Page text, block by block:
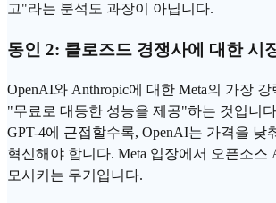
고"라는 분석도 과장이 아닙니다.
동인 2: 클로즈드 경쟁사에 대한 시
OpenAI와 Anthropic에 대한 Meta의 가장
"무료로 대등한 성능을 제공"하는 것입니
GPT-4에 근접할수록, OpenAI는 가격을 낮
혁신해야 합니다. Meta 입장에서 오픈소스
모시키는 무기입니다.